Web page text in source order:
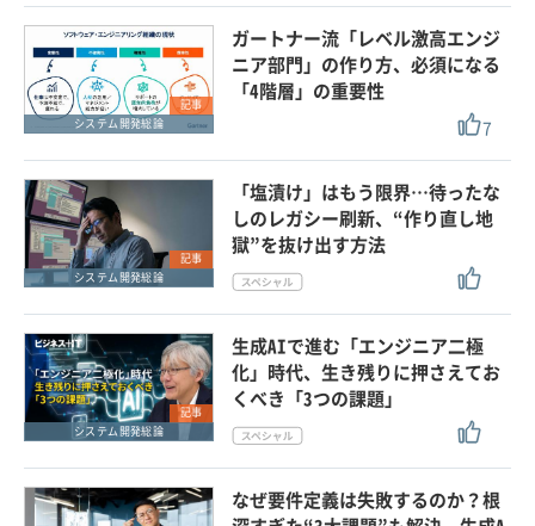
記事
システム開発総論
ガートナー流「レベル激高エンジ
ニア部門」の作り方、必須になる
「4階層」の重要性
7
記事
システム開発総論
「塩漬け」はもう限界…待ったな
しのレガシー刷新、“作り直し地
獄”を抜け出す方法
記事
システム開発総論
生成AIで進む「エンジニア二極
化」時代、生き残りに押さえてお
くべき「3つの課題」
なぜ要件定義は失敗するのか？根